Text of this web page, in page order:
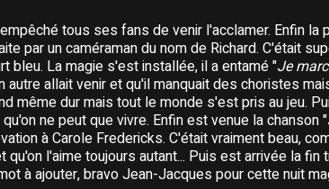
tous ses fans de venir l'acclamer. Enfin la
par un caméraman du nom de Richard. C'était
bleu. La magie s'est installée, il a entamé "Je
autre allait venir et qu'il manquait des choristes
même dur mais tout le monde s'est pris au jeu.
ne peut que vivre. Enfin est venue la chanson "
à Carole Fredericks. C'était vraiment beau,
l'aime toujours autant... Puis est arrivée la fin
à ajouter, bravo Jean-Jacques pour cette nuit